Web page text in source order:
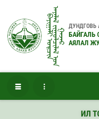
ᠪᠠᠶᠢᠭᠠᠯᠢ ᠣᠷᠴᠢᠨᠠᠶᠠᠯᠠᠯ ᠵᠢᠭᠤᠯᠴᠢᠯᠠᠯ ᠤ᠋ᠨᠭᠠᠵᠠᠷ
ДУНДГОВЬ
БАЙГАЛЬ
АЯЛАЛ
ИЛ